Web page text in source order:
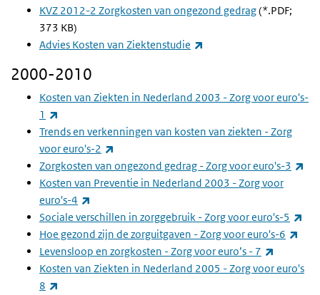
KVZ 2012-2 Zorgkosten van ongezond gedrag(*.PDF;
373 KB)
Advies Kosten van Ziektenstudie
2000-2010
Kosten van Ziekten in Nederland 2003 - Zorg voor euro's-
1
Trends en verkenningen van kosten van ziekten - Zorg
voor euro's-2
Zorgkosten van ongezond gedrag - Zorg voor euro's-3
Kosten van Preventie in Nederland 2003 - Zorg voor
euro's-4
Sociale verschillen in zorggebruik - Zorg voor euro's-5
Hoe gezond zijn de zorguitgaven - Zorg voor euro's-6
Levensloop en zorgkosten - Zorg voor euro’s - 7
Kosten van Ziekten in Nederland 2005 - Zorg voor euro's
8